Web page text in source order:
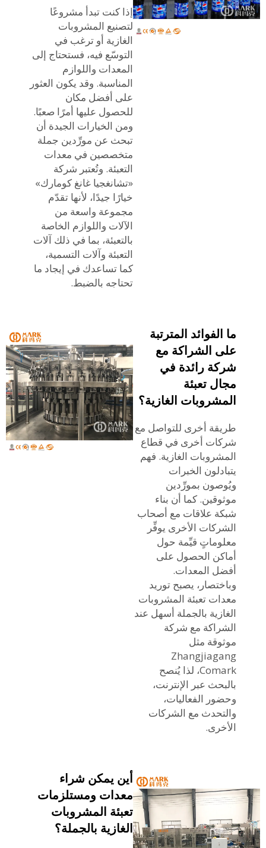
إذا كنت تبدأ مشروعًا
لتصنيع المشروبات
الغازية أو ترغب في
التوسّع فيه، فستحتاج إلى
المعدات واللوازم
المناسبة. وقد يكون العثور
على أفضل مكان
للحصول عليها أمرًا صعبًا.
ومن الخيارات الجيدة أن
تبحث عن مورِّدين جملة
متخصصين في معدات
التعبئة. وتُعتبر شركة
«تشانغجيا غانغ كومارك»
خيارًا جيدًا، لأنها تقدّم
مجموعة واسعة من
الآلات واللوازم الخاصة
بالتعبئة، بما في ذلك آلات
التعبئة وآلات التسمية،
كما تساعدك في إيجاد ما
تحتاجه بالضبط.
ما الفوائد المترتبة
على الشراكة مع
شركة رائدة في
مجال تعبئة
المشروبات الغازية؟
طريقة أخرى للتواصل مع
شركات أخرى في قطاع
المشروبات الغازية. فهم
يتبادلون الخبرات
ويُوصون بمورِّدين
موثوقين. كما أن بناء
شبكة علاقات مع أصحاب
الشركات الأخرى يوفِّر
معلوماتٍ قيِّمة حول
أماكن الحصول على
أفضل المعدات.
وباختصار، يصبح توريد
معدات تعبئة المشروبات
الغازية بالجملة أسهل عند
الشراكة مع شركة
موثوقة مثل
Zhangjiagang
Comark، لذا يُنصح
بالبحث عبر الإنترنت،
وحضور الفعاليات،
والتحدث مع الشركات
الأخرى.
أين يمكن شراء
معدات ومستلزمات
تعبئة المشروبات
الغازية بالجملة؟